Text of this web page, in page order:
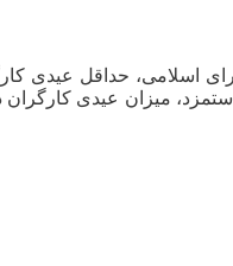
عیدی و پاداش سالانه کارگران شاغل در کارگاههای مشمول